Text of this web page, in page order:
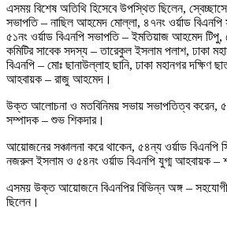
এসময় বিশেষ অতিথি হিসেবে উপস্থিত ছিলেন,
সভাপতি – নাছিল আহমেদ মোল্লা, ৪৭নং ওর্য়াড
৫১নং ওর্য়াড বিএনপি সভাপতি – ইমতিয়াজ আহমেদ টিপু,
কমিটির সাবেক সদস্য – তারেকুল ইসলাম পলাশ, ঢাকা
বিএনপি – মোঃ ছানাউল্লাহ ছানি, ঢাকা মহানগর দক্ষিণ
আহবায়ক – রাজু আহমেদ।
উক্ত আলোচনা ও মতবিনিময় সভায় সভাপতিত্ব করেন,
সম্পাদক – শুভ শিকদার।
আয়োজনের সঞ্চালনা করে থাকেন, ৫৪ন্য ওর্য়াড বিএনপি
নজরুল ইসলাম ও ৫৪নং ওর্য়াড বিএনপি যুগ্ম আহবায়ক –
এসময় উক্ত আয়োজনে বিএনপির বিভিন্ন অঙ্গ – সহযোগী
ছিলেন।